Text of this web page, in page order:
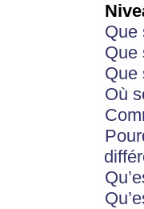
Que
Que
Que
Où